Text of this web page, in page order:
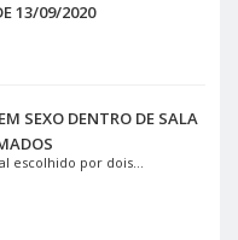
13/09/2020
SEXO DENTRO DE SALA
escolhido por dois...